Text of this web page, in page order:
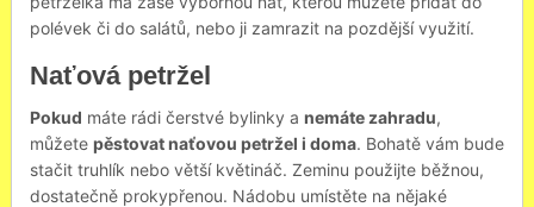
polévek či do salátů, nebo ji zamrazit na pozdější využití.
Naťová petržel
Pokud máte rádi čerstvé bylinky a nemáte zahradu,
můžete pěstovat naťovou petržel i doma. Bohatě vám bude
stačit truhlík nebo větší květináč. Zeminu použijte běžnou,
dostatečně prokypřenou. Nádobu umístěte na nějaké